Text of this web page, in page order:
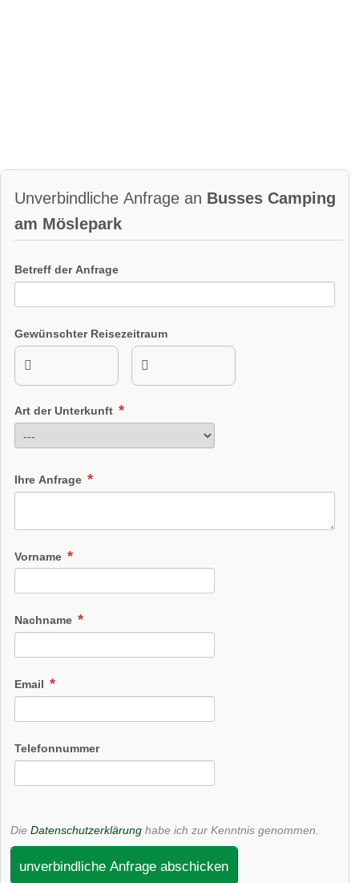
Unverbindliche Anfrage an Busses Camping
am Möslepark
Betreff der Anfrage
Gewünschter Reisezeitraum
Art der Unterkunft
Ihre Anfrage
Vorname
Nachname
Email
Telefonnummer
Die Datenschutzerklärung habe ich zur Kenntnis genommen.
unverbindliche Anfrage abschicken